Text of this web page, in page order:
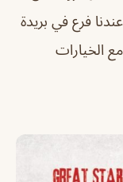
فرع في بريدة
الخيارات